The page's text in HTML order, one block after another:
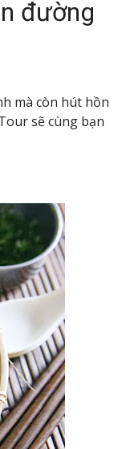
đường
mà còn hút hồn
sẽ cùng bạn